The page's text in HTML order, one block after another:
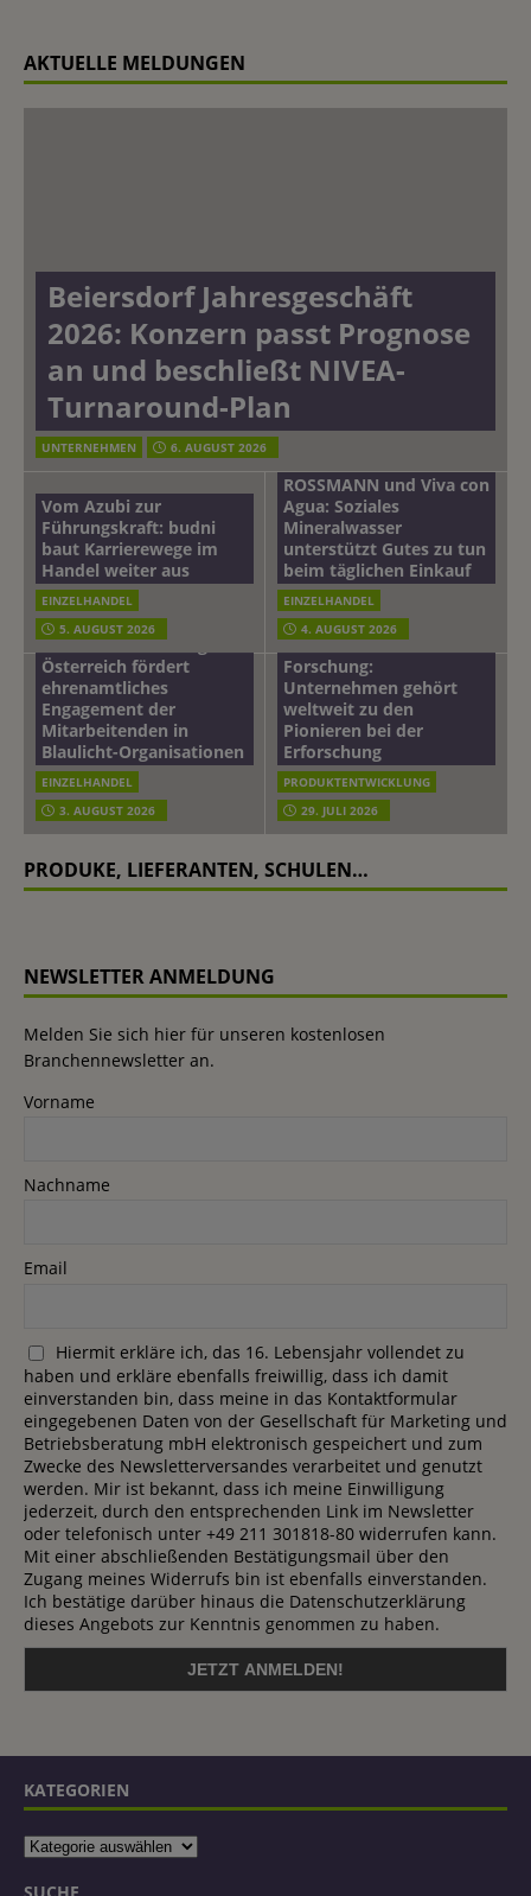
AKTUELLE MELDUNGEN
Beiersdorf Jahresgeschäft
2026: Konzern passt Prognose
an und beschließt NIVEA-
Turnaround-Plan
UNTERNEHMEN 6. AUGUST 2026
Vom Azubi zur
Führungskraft: budni
baut Karrierewege im
Handel weiter aus
EINZELHANDEL
5. AUGUST 2026
ROSSMANN und Viva con
Agua: Soziales
Mineralwasser
unterstützt Gutes zu tun
beim täglichen Einkauf
EINZELHANDEL
4. AUGUST 2026
mehr vom leben tag: dm
Österreich fördert
ehrenamtliches
Engagement der
Mitarbeitenden in
Blaulicht-Organisationen
EINZELHANDEL
3. AUGUST 2026
Beiersdorf
Hautmikrobiom-
Forschung:
Unternehmen gehört
weltweit zu den
Pionieren bei der
Erforschung
PRODUKTENTWICKLUNG
29. JULI 2026
PRODUKE, LIEFERANTEN, SCHULEN…
NEWSLETTER ANMELDUNG
Melden Sie sich hier für unseren kostenlosen
Branchennewsletter an.
Vorname
Nachname
Email
Hiermit erkläre ich, das 16. Lebensjahr vollendet zu
haben und erkläre ebenfalls freiwillig, dass ich damit
einverstanden bin, dass meine in das Kontaktformular
eingegebenen Daten von der Gesellschaft für Marketing und
Betriebsberatung mbH elektronisch gespeichert und zum
Zwecke des Newsletterversandes verarbeitet und genutzt
werden. Mir ist bekannt, dass ich meine Einwilligung
jederzeit, durch den entsprechenden Link im Newsletter
oder telefonisch unter +49 211 301818-80 widerrufen kann.
Mit einer abschließenden Bestätigungsmail über den
Zugang meines Widerrufs bin ist ebenfalls einverstanden.
Ich bestätige darüber hinaus die Datenschutzerklärung
dieses Angebots zur Kenntnis genommen zu haben.
KATEGORIEN